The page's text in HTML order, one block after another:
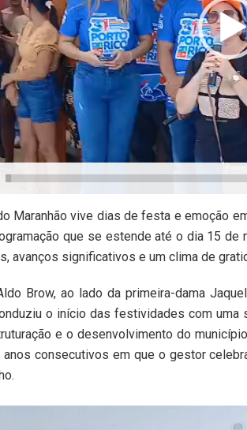
Maranhão vive dias de festa e emoção
que se estende até o dia 15 de
avanços significativos e um clima de
Brow, ao lado da primeira-dama
o início das festividades com
e o desenvolvimento do
consecutivos em que o gestor